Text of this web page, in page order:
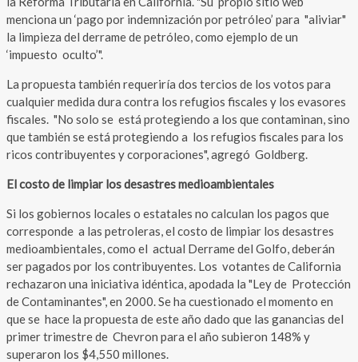
menciona un ‘pago por indemnización por petróleo’ para "aliviar"
la limpieza del derrame de petróleo, como ejemplo de un
‘impuesto oculto’".
La propuesta también requeriría dos tercios de los votos para
cualquier medida dura contra los refugios fiscales y los evasores
fiscales. "No solo se está protegiendo a los que contaminan, sino
que también se está protegiendo a los refugios fiscales para los
ricos contribuyentes y corporaciones", agregó Goldberg.
El costo de limpiar los desastres medioambientales
Si los gobiernos locales o estatales no calculan los pagos que
corresponde a las petroleras, el costo de limpiar los desastres
medioambientales, como el actual Derrame del Golfo, deberán
ser pagados por los contribuyentes. Los votantes de California
rechazaron una iniciativa idéntica, apodada la "Ley de Protección
de Contaminantes", en 2000. Se ha cuestionado el momento en
que se hace la propuesta de este año dado que las ganancias del
primer trimestre de Chevron para el año subieron 148% y
superaron los $4,550 millones.